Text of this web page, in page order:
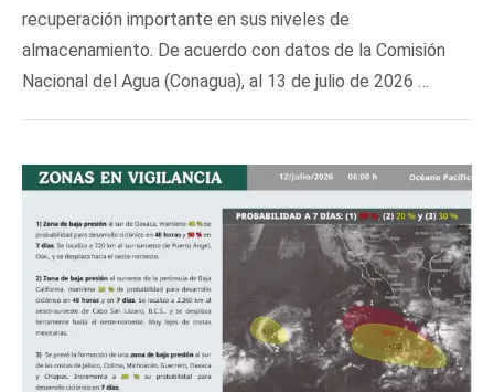
recuperación importante en sus niveles de
almacenamiento. De acuerdo con datos de la Comisión
Nacional del Agua (Conagua), al 13 de julio de 2026 …